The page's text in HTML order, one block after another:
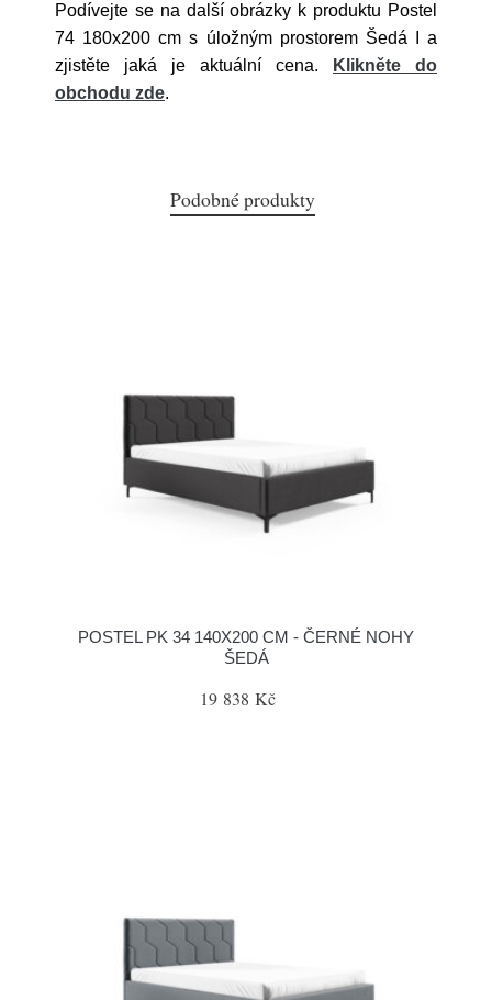
Podívejte se na další obrázky k produktu Postel
74 180x200 cm s úložným prostorem Šedá I a
zjistěte jaká je aktuální cena.
Klikněte do
obchodu zde.
Podobné produkty
POSTEL PK 34 140X200 CM - ČERNÉ NOHY
ŠEDÁ
19 838 Kč